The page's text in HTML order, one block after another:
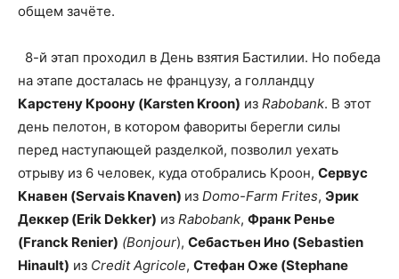
общем зачёте.
8-й этап проходил в День взятия Бастилии. Но победа
на этапе досталась не французу, а голландцу
Карстену Кроону (Karsten Kroon) из Rabobank. В этот
день пелотон, в котором фавориты берегли силы
перед наступающей разделкой, позволил уехать
отрыву из 6 человек, куда отобрались Кроон, Сервус
Кнавен (Servais Knaven) из Domo-Farm Frites, Эрик
Деккер (Erik Dekker) из Rabobank, Франк Ренье
(Franck Renier) (Bonjour), Себастьен Ино (Sebastien
Hinault) из Credit Agricole, Стефан Оже (Stephane